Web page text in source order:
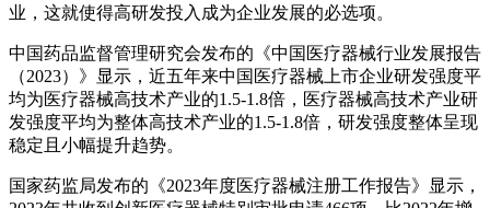
业，这就使得高研发投入成为企业发展的必选项。
中国药品监督管理研究会发布的《中国医疗器械行业发展报告
（2023）》显示，近五年来中国医疗器械上市企业研发强度平
均为医疗器械高技术产业的1.5-1.8倍，医疗器械高技术产业研
发强度平均为整体高技术产业的1.5-1.8倍，研发强度整体呈现
稳定且小幅提升趋势。
国家药监局发布的《2023年度医疗器械注册工作报告》显示，